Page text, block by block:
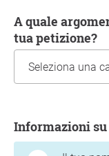
A quale argomento si riferisce più da vicino la
tua petizione?
Informazioni